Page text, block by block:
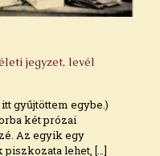
jegyzet, levél
gyűjtöttem egybe.)
két prózai
Az egyik egy
lehet, […]